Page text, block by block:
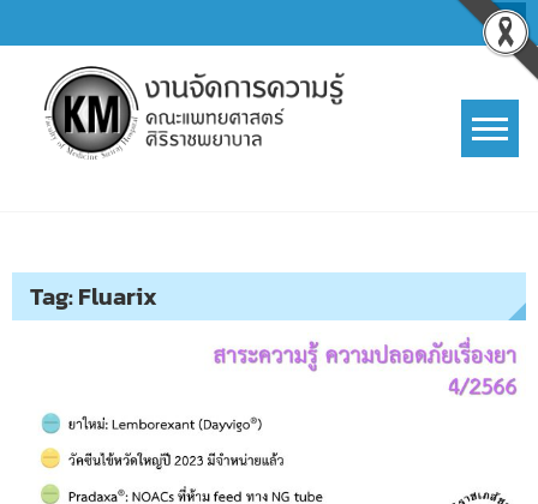
to
content
Tag:Fluarix